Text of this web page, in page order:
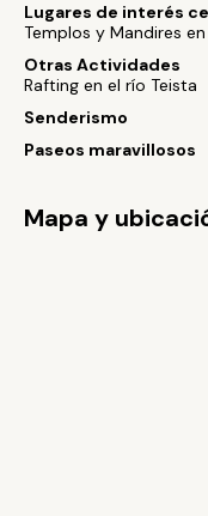
Lugares de interés
Templos y Mandires
Otras Actividades
Rafting en el río Teista
Senderismo
Paseos maravillosos
Mapa y